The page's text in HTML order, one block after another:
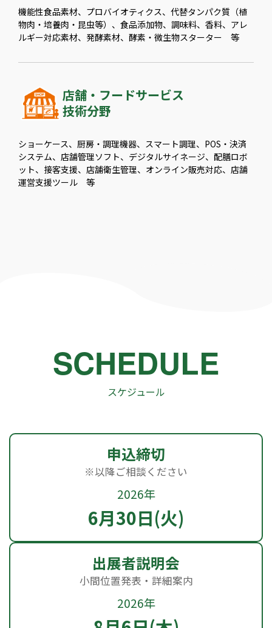
機能性食品素材、プロバイオティクス、代替タンパク質（植
物肉・培養肉・昆虫等）、食品添加物、調味料、香料、アレ
ルギー対応素材、発酵素材、酵素・微生物スターター 等
店舗・フードサービス
技術分野
ショーケース、厨房・調理機器、スマート調理、POS・決済
システム、店舗管理ソフト、デジタルサイネージ、配膳ロボ
ット、接客支援、店舗衛生管理、オンライン販売対応、店舗
運営支援ツール 等
SCHEDULE
スケジュール
申込締切
※以降ご相談ください
2026年
6月30日(火)
出展者説明会
小間位置発表・詳細案内
2026年